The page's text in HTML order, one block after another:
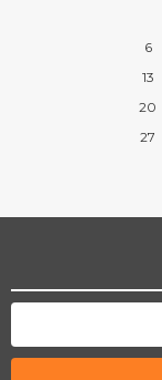
6
13
20
27